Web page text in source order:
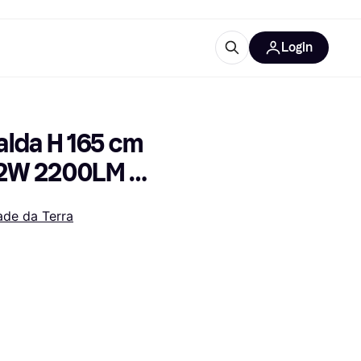
Login
H 165 cm
2200LM
da Terra